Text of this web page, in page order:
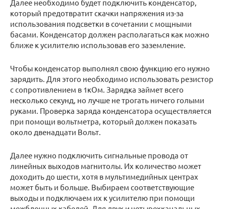
Далее необходимо будет подключить конденсатор,
который предотвратит скачки напряжения из-за
использования подсветки в сочетании с мощными
басами. Конденсатор должен располагаться как можно
ближе к усилителю использовав его заземление.
Чтобы конденсатор выполнял свою функцию его нужно
зарядить. Для этого необходимо использовать резистор
с сопротивлением в 1кОм. Зарядка займет всего
несколько секунд, но лучше не трогать ничего голыми
руками. Проверка заряда конденсатора осуществляется
при помощи вольтметра, который должен показать
около двенадцати Вольт.
Далее нужно подключить сигнальные провода от
линейных выходов магнитолы. Их количество может
доходить до шести, хотя в мультимедийных центрах
может быть и больше. Выбираем соответствующие
выходы и подключаем их к усилителю при помощи